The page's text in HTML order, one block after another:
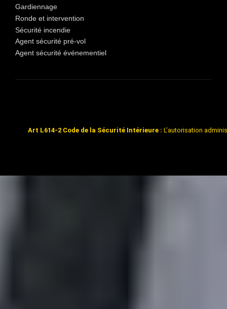
Gardiennage
Ronde et intervention
Sécurité incendie
Agent sécurité pré-vol
Agent sécurité événementiel
Art L614-2 Code de la Sécurité Intérieure : L’autorisation